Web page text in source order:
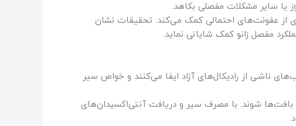
یا سایر مشکلات مفصلی بکاهد.
از عفونت‌های احتمالی کمک می‌کند. تحقیقات نشان
مفصل زانو کمک شایانی نماید.
ناشی از رادیکال‌های آزاد ایفا می‌کنند و خواص سیر
بافت‌ها شوند. با مصرف سیر و دریافت آنتی‌اکسیدان‌های